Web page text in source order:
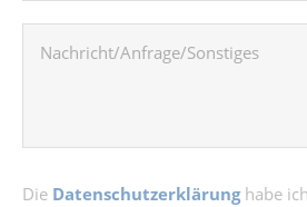
Die Datenschutzerklärunghabe